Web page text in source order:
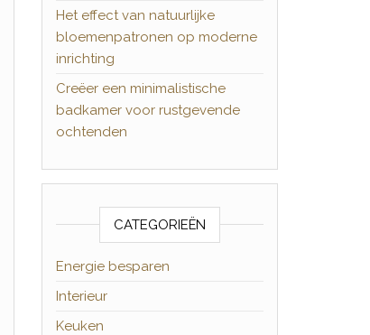
Het effect van natuurlijke
bloemenpatronen op moderne
inrichting
Creëer een minimalistische
badkamer voor rustgevende
ochtenden
CATEGORIEËN
Energie besparen
Interieur
Keuken